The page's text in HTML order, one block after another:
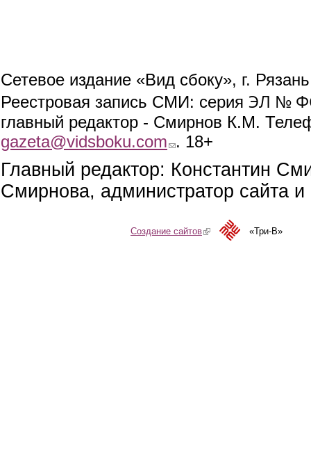
Сетевое издание «Вид сбоку», г.
Реестровая запись СМИ: серия ЭЛ №
главный редактор - Смирнов К.М.
gazeta@vidsboku.com (link sends e-mail)
. 18+
Главный редактор: Константин
Смирнова, администратор сайта
Создание сайтов(link is external)«Три-В»